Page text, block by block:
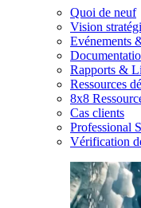
Quoi de neuf
Vision
Evénements
Rapports &
Ressources
8x8
Cas clients
Professional
Vérification